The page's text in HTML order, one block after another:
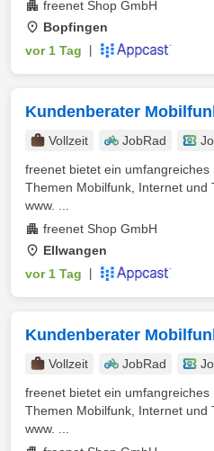
freenet Shop GmbH
Bopfingen
vor 1 Tag
Kundenberater
Vollzeit JobRad
freenet bietet ein umfangreiches
Themen Mobilfunk, Internet und
www. ...
freenet Shop GmbH
Ellwangen
vor 1 Tag
Kundenberater
Vollzeit JobRad
freenet bietet ein umfangreiches
Themen Mobilfunk, Internet und
www. ...